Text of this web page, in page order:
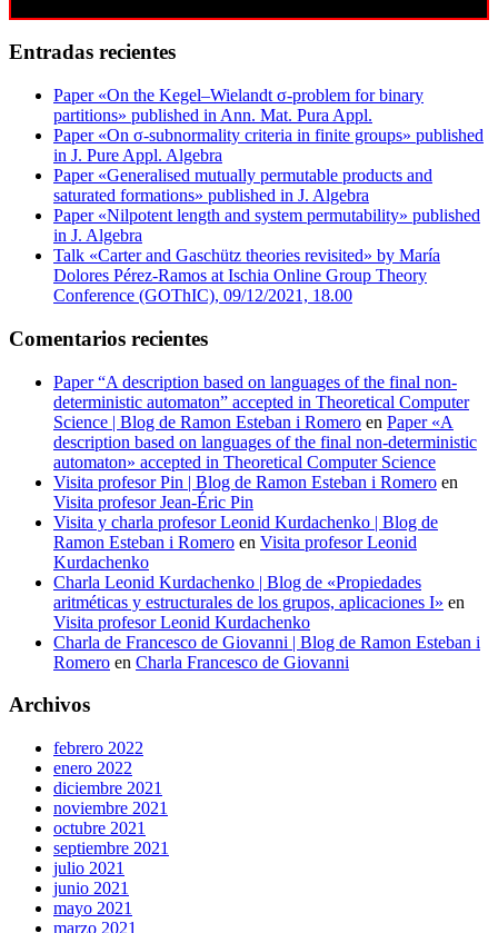
Entradas recientes
Paper «On the Kegel–Wielandt σ‐problem for binary
partitions» published in Ann. Mat. Pura Appl.
Paper «On σ-subnormality criteria in finite groups» published
in J. Pure Appl. Algebra
Paper «Generalised mutually permutable products and
saturated formations» published in J. Algebra
Paper «Nilpotent length and system permutability» published
in J. Algebra
Talk «Carter and Gaschütz theories revisited» by María
Dolores Pérez-Ramos at Ischia Online Group Theory
Conference (GOThIC), 09/12/2021, 18.00
Comentarios recientes
Paper “A description based on languages of the final non-
deterministic automaton” accepted in Theoretical Computer
Science | Blog de Ramon Esteban i Romero en Paper «A
description based on languages of the final non-deterministic
automaton» accepted in Theoretical Computer Science
Visita profesor Pin | Blog de Ramon Esteban i Romero en
Visita profesor Jean-Éric Pin
Visita y charla profesor Leonid Kurdachenko | Blog de
Ramon Esteban i Romero en Visita profesor Leonid
Kurdachenko
Charla Leonid Kurdachenko | Blog de «Propiedades
aritméticas y estructurales de los grupos, aplicaciones I» en
Visita profesor Leonid Kurdachenko
Charla de Francesco de Giovanni | Blog de Ramon Esteban i
Romero en Charla Francesco de Giovanni
Archivos
febrero 2022
enero 2022
diciembre 2021
noviembre 2021
octubre 2021
septiembre 2021
julio 2021
junio 2021
mayo 2021
marzo 2021